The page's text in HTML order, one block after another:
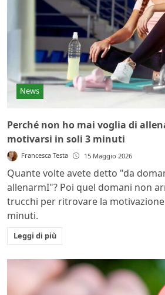
News
Perché non ho mai voglia di
motivarsi in soli 3 minuti
Francesca Testa 15 Maggio 2026
Quante volte avete detto "da
allenarmI"? Poi quel domani non
trucchi per ritrovare la
minuti.
Leggi di più